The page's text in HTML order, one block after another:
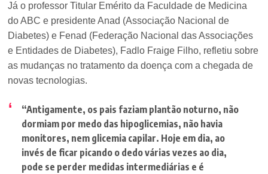
Já o professor Titular Emérito da Faculdade de Medicina
do ABC e presidente Anad (Associação Nacional de
Diabetes) e Fenad (Federação Nacional das Associações
e Entidades de Diabetes), Fadlo Fraige Filho, refletiu sobre
as mudanças no tratamento da doença com a chegada de
novas tecnologias.
“Antigamente, os pais faziam plantão noturno, não
dormiam por medo das hipoglicemias, não havia
monitores, nem glicemia capilar. Hoje em dia, ao
invés de ficar picando o dedo várias vezes ao dia,
pode se perder medidas intermediárias e é